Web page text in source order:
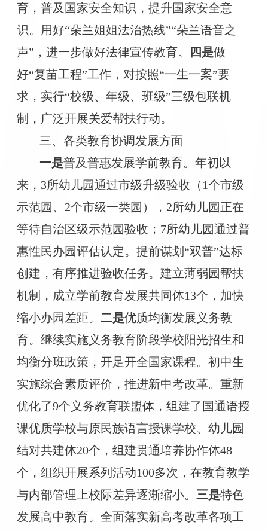
育，普及国家安全知识，提升国家安全意
识。用好“朵兰姐姐法治热线”“朵兰语音之
声”，进一步做好法律宣传教育。 四是做
好“复苗工程”工作，对按照“一生一案”要
求，实行“校级、年级、班级”三级包联机
制，广泛开展关爱帮扶行动。
三、各类教育协调发展方面
一是普及普惠发展学前教育。年初以
来， 3所幼儿园通过市级升级验收（1个市级
示范园、2个市级一类园），2所幼儿园正在
等待自治区级示范园验收； 7所幼儿园通过普
惠性民办园评估认定。提前谋划“双普”达标
创建，有序推进验收任务。建立薄弱园帮扶
机制，成立学前教育发展共同体13个，加快
缩小办园差距。 二是优质均衡发展义务教
育。继续实施义务教育阶段学校阳光招生和
均衡分班政策，开足开全国家课程。初中生
实施综合素质评价，推进新中考改革。重新
优化了9个义务教育联盟体，组建了国通语授
课优质学校与原民族语言授课学校、幼儿园
结对共建体20个，组建贯通培养协作体48
个，组织开展系列活动100多次，在教育教学
与内部管理上校际差异逐渐缩小。 三是特色
发展高中教育。全面落实新高考改革各项工